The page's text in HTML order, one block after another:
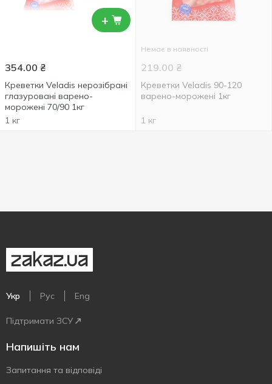
+
354.00 ₴
Креветки Veladis нерозібрані
глазуровані варено-
морожені 70/90 1кг
1 кг
Немає в наявності
219.00 ₴
Креветки Veladis 90-120
варено-морожені 1кг
1 кг
Укр Рус Eng
Підтримати ЗСУ
Напишіть нам
Запитання та відповіді